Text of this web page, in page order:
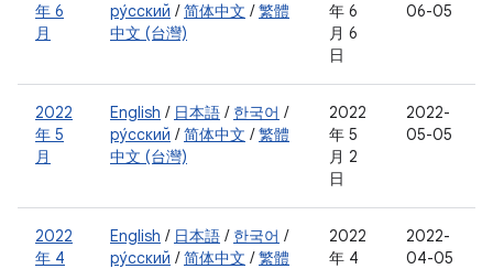
年 6
月
ру́сский /简体中文 /繁體
中文 (台灣)
年 6
月 6
日
06-05
2022
年 5
月
English / 日本語 / 한국어 /
ру́сский /简体中文 /繁體
中文 (台灣)
2022
年 5
月 2
日
2022-
05-05
2022
年 4
English / 日本語 / 한국어 /
ру́сский /简体中文 /繁體
2022
年 4
2022-
04-05